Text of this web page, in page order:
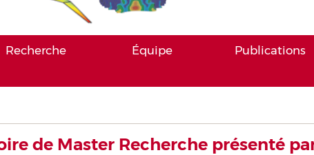
Recherche Équipe Publications
de Master Recherche présenté